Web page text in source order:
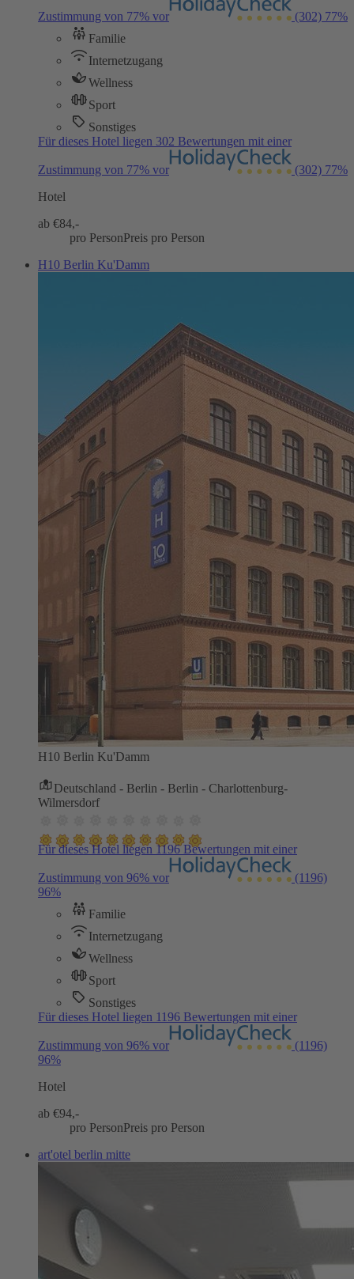
Zustimmung von 77% vor (302) 77%
Familie
Internetzugang
Wellness
Sport
Sonstiges
Für dieses Hotel liegen 302 Bewertungen mit einer
Zustimmung von 77% vor (302) 77%
Hotel
ab €84,-
pro PersonPreis pro Person
H10 Berlin Ku'Damm
H10 Berlin Ku'Damm
Deutschland - Berlin - Berlin - Charlottenburg-
Wilmersdorf
Für dieses Hotel liegen 1196 Bewertungen mit einer
Zustimmung von 96% vor
(1196)
96%
Familie
Internetzugang
Wellness
Sport
Sonstiges
Für dieses Hotel liegen 1196 Bewertungen mit einer
Zustimmung von 96% vor
(1196)
96%
Hotel
ab €94,-
pro PersonPreis pro Person
art'otel berlin mitte